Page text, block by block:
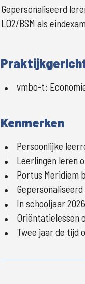
Gepersonaliseerd
LO2/BSM als
vmbo-t:
Kenmerken
Persoonlijke
Leerlingen leren
Portus Meridiem
In schooljaar
Oriëntatielessen
Twee jaar de tijd